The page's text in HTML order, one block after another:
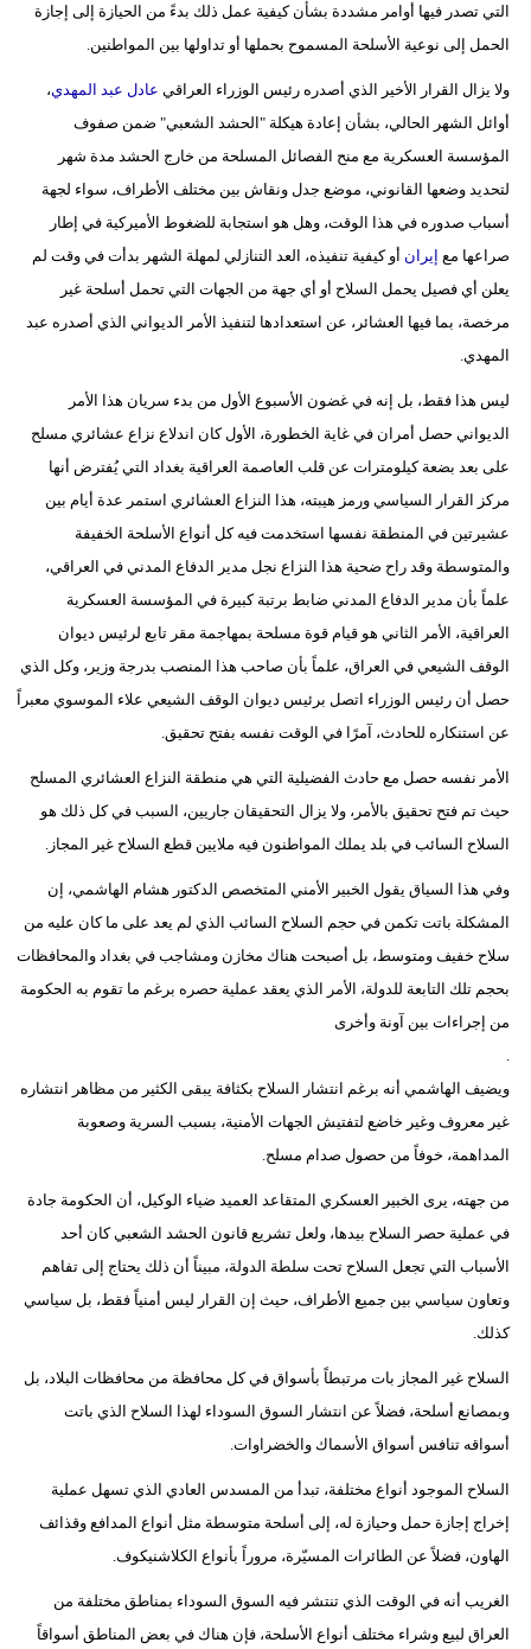
وتكنولوجيا
مدوَّنات
فيديو
سيارات
التي تصدر فيها أوامر مشددة بشأن كيفية عمل ذلك بدءً من الحيازة إلى إجازة
الحمل إلى نوعية الأسلحة المسموح بحملها أو تداولها بين المواطنين.
ولا يزال القرار الأخير الذي أصدره رئيس الوزراء العراقي عادل عبد المهدي،
أوائل الشهر الحالي، بشأن إعادة هيكلة "الحشد الشعبي" ضمن صفوف
المؤسسة العسكرية مع منح الفصائل المسلحة من خارج الحشد مدة شهر
لتحديد وضعها القانوني، موضع جدل ونقاش بين مختلف الأطراف، سواء لجهة
أسباب صدوره في هذا الوقت، وهل هو استجابة للضغوط الأميركية في إطار
صراعها مع إيران أو كيفية تنفيذه، العد التنازلي لمهلة الشهر بدأت في وقت لم
يعلن أي فصيل يحمل السلاح أو أي جهة من الجهات التي تحمل أسلحة غير
مرخصة، بما فيها العشائر، عن استعدادها لتنفيذ الأمر الديواني الذي أصدره عبد
المهدي.
ليس هذا فقط، بل إنه في غضون الأسبوع الأول من بدء سريان هذا الأمر
الديواني حصل أمران في غاية الخطورة، الأول كان اندلاع نزاع عشائري مسلح
على بعد بضعة كيلومترات عن قلب العاصمة العراقية بغداد التي يُفترض أنها
مركز القرار السياسي ورمز هيبته، هذا النزاع العشائري استمر عدة أيام بين
عشيرتين في المنطقة نفسها استخدمت فيه كل أنواع الأسلحة الخفيفة
والمتوسطة وقد راح ضحية هذا النزاع نجل مدير الدفاع المدني في العراقي،
علماً بأن مدير الدفاع المدني ضابط برتبة كبيرة في المؤسسة العسكرية
العراقية، الأمر الثاني هو قيام قوة مسلحة بمهاجمة مقر تابع لرئيس ديوان
الوقف الشيعي في العراق، علماً بأن صاحب هذا المنصب بدرجة وزير، وكل الذي
حصل أن رئيس الوزراء اتصل برئيس ديوان الوقف الشيعي علاء الموسوي معبراً
عن استنكاره للحادث، آمرًا في الوقت نفسه بفتح تحقيق.
الأمر نفسه حصل مع حادث الفضيلية التي هي منطقة النزاع العشائري المسلح
حيث تم فتح تحقيق بالأمر، ولا يزال التحقيقان جاريين، السبب في كل ذلك هو
السلاح السائب في بلد يملك المواطنون فيه ملايين قطع السلاح غير المجاز.
وفي هذا السياق يقول الخبير الأمني المتخصص الدكتور هشام الهاشمي، إن
المشكلة باتت تكمن في حجم السلاح السائب الذي لم يعد على ما كان عليه من
سلاح خفيف ومتوسط، بل أصبحت هناك مخازن ومشاجب في بغداد والمحافظات
بحجم تلك التابعة للدولة، الأمر الذي يعقد عملية حصره برغم ما تقوم به الحكومة
من إجراءات بين آونة وأخرى
ويضيف الهاشمي أنه برغم انتشار السلاح بكثافة يبقى الكثير من مظاهر انتشاره
غير معروف وغير خاضع لتفتيش الجهات الأمنية، بسبب السرية وصعوبة
المداهمة، خوفاً من حصول صدام مسلح.
من جهته، يرى الخبير العسكري المتقاعد العميد ضياء الوكيل، أن الحكومة جادة
في عملية حصر السلاح بيدها، ولعل تشريع قانون الحشد الشعبي كان أحد
الأسباب التي تجعل السلاح تحت سلطة الدولة، مبيناً أن ذلك يحتاج إلى تفاهم
وتعاون سياسي بين جميع الأطراف، حيث إن القرار ليس أمنياً فقط، بل سياسي
كذلك.
السلاح غير المجاز بات مرتبطاً بأسواق في كل محافظة من محافظات البلاد، بل
وبمصانع أسلحة، فضلاً عن انتشار السوق السوداء لهذا السلاح الذي باتت
أسواقه تنافس أسواق الأسماك والخضراوات.
السلاح الموجود أنواع مختلفة، تبدأ من المسدس العادي الذي تسهل عملية
إخراج إجازة حمل وحيازة له، إلى أسلحة متوسطة مثل أنواع المدافع وقذائف
الهاون، فضلاً عن الطائرات المسيّرة، مروراً بأنواع الكلاشنيكوف.
الغريب أنه في الوقت الذي تنتشر فيه السوق السوداء بمناطق مختلفة من
العراق لبيع وشراء مختلف أنواع الأسلحة، فإن هناك في بعض المناطق أسواقاً